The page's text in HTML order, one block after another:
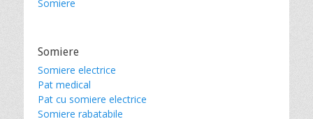
Somiere
Somiere
Somiere electrice
Pat medical
Pat cu somiere electrice
Somiere rabatabile